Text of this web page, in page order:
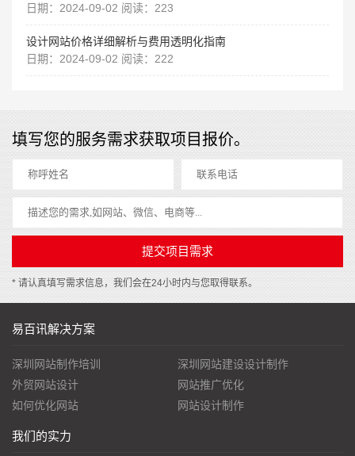
日期：2024-09-02 阅读：223
设计网站价格详细解析与费用透明化指南
日期：2024-09-02 阅读：222
填写您的服务需求获取项目报价。
* 请认真填写需求信息，我们会在24小时内与您取得联系。
易百讯解决方案
深圳网站制作培训
深圳网站建设设计制作
外贸网站设计
网站推广优化
如何优化网站
网站设计制作
我们的实力